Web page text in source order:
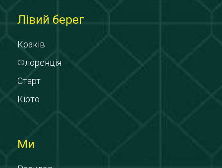
Лівий берег
Краків
Флоренція
Старт
Кіото
Ми